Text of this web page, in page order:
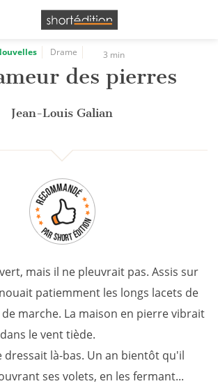
des cookies
Drame 3 min
des pierres
Jean-Louis Galian
mais il ne pleuvrait pas. Assis sur
patiemment les longs lacets de
marche. La maison en pierre vibrait
le vent tiède.
dressait là-bas. Un an bientôt qu'il
ses volets, en les fermant...